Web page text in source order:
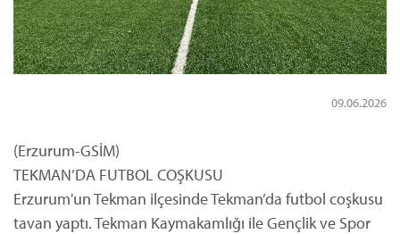
09.06.2026
(Erzurum-GSİM)
TEKMAN’DA FUTBOL COŞKUSU
Erzurum'un Tekman ilçesinde Tekman’da futbol coşkusu
tavan yaptı. Tekman Kaymakamlığı ile Gençlik ve Spor